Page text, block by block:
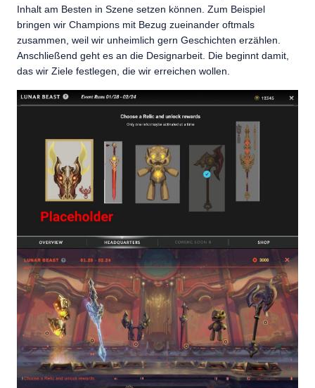
Inhalt am Besten in Szene setzen können. Zum Beispiel
bringen wir Champions mit Bezug zueinander oftmals
zusammen, weil wir unheimlich gern Geschichten erzählen.
Anschließend geht es an die Designarbeit. Die beginnt damit,
das wir Ziele festlegen, die wir erreichen wollen.